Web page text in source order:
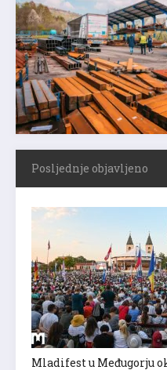
Posljednje objavljeno
Mladifest u Međugorju